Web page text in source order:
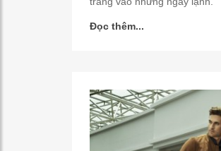
Đọc thêm...